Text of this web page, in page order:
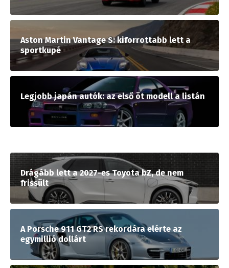
Aston Martin Vantage S: kiforrottabb lett a
sportkupé
Legjobb japán autók: az első öt modell a listán
Drágább lett a 2027-es Toyota bZ, de nem
frissült
A Porsche 911 GT2 RS rekordára elérte az
egymillió dollárt